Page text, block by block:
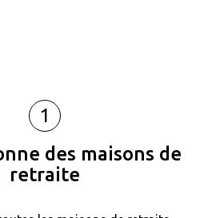
1
des maisons de
retraite